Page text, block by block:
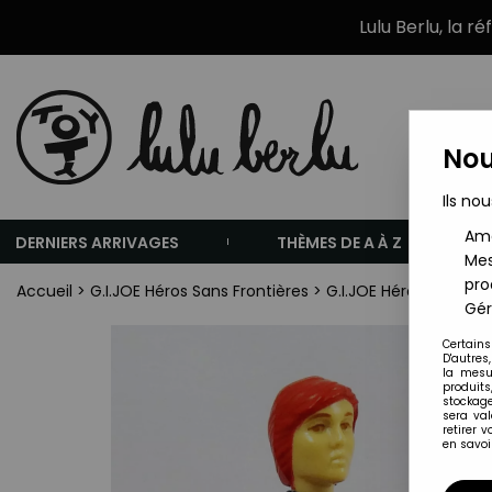
Lulu Berlu, la
DERNIERS ARRIVAGES THÈMES DE A À Z
Accueil > G.I.JOE Héros Sans Frontières > G.I.JOE Héros Sans
Ils
la
sera
retirer
en